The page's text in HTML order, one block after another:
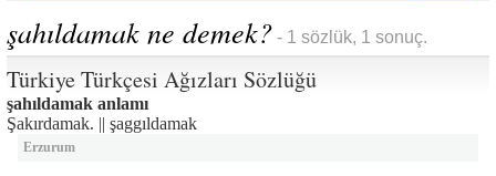
şahıldamak ne demek? - 1 sözlük, 1 sonuç.
Türkiye Türkçesi Ağızları Sözlüğü
şahıldamak anlamı
Şakırdamak. || şaggıldamak
Erzurum